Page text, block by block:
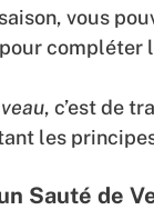
vous
, c’est de
les
Sauté de